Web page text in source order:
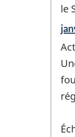
-
le
de
-